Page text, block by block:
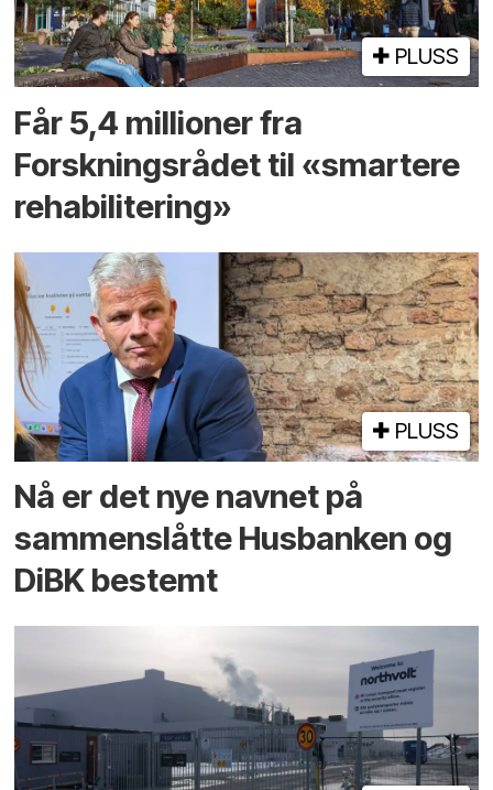
PLUSS
Får 5,4 millioner fra
Forskningsrådet til «smartere
rehabilitering»
PLUSS
Nå er det nye navnet på
sammenslåtte Husbanken og
DiBK bestemt